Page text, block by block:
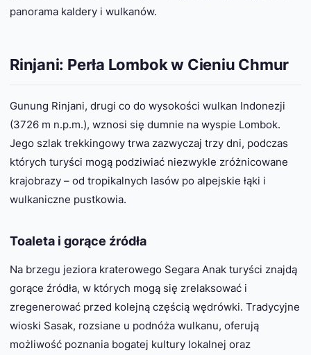
panorama kaldery i wulkanów.
Rinjani: Perła Lombok w Cieniu Chmur
Gunung Rinjani, drugi co do wysokości wulkan Indonezji
(3726 m n.p.m.), wznosi się dumnie na wyspie Lombok.
Jego szlak trekkingowy trwa zazwyczaj trzy dni, podczas
których turyści mogą podziwiać niezwykle zróżnicowane
krajobrazy – od tropikalnych lasów po alpejskie łąki i
wulkaniczne pustkowia.
Toaleta i gorące źródła
Na brzegu jeziora kraterowego Segara Anak turyści znajdą
gorące źródła, w których mogą się zrelaksować i
zregenerować przed kolejną częścią wędrówki. Tradycyjne
wioski Sasak, rozsiane u podnóża wulkanu, oferują
możliwość poznania bogatej kultury lokalnej oraz